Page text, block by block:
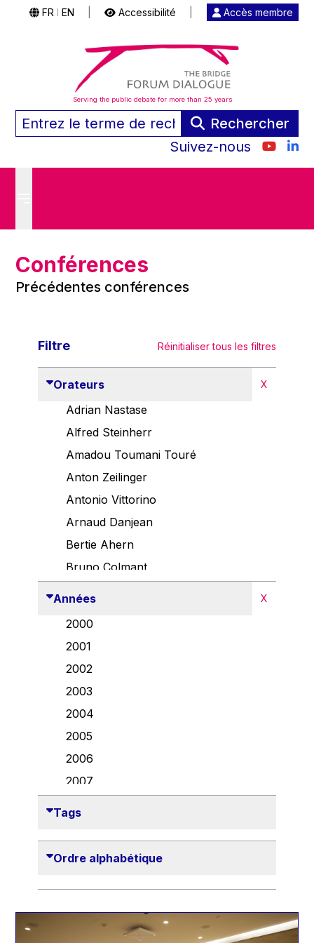
FR EN Accessibilité Accès membre
Serving the public debate for more than 25 years
Rechercher
Suivez-nous
Conférences
Précédentes conférences
Filtre Réinitialiser tous les filtres
Orateurs X
Adrian Nastase
Alfred Steinherr
Amadou Toumani Touré
Anton Zeilinger
Antonio Vittorino
Arnaud Danjean
Bertie Ahern
Bruno Colmant
Frederica Mogherini
Gaston Reinesch
Gil Carlos Rodrigues Iglesias
Günther Verheugen
Années X
2000
2001
2002
2003
2004
2005
2006
2007
2012
2013
Tags
Ordre alphabétique